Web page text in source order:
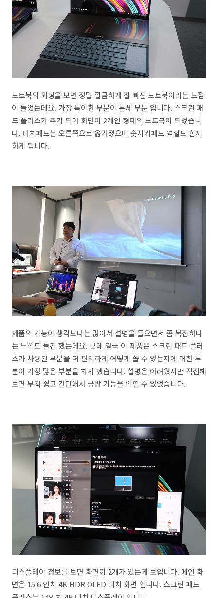
노트북의 외형을 보면 정말 깔금하게 잘 빠진 노트북이라는 느낌
이 들었는데요. 가장 특이한 부분이 본체 부분 입니다. 스크린 패
드 플러스가 추가 되어 화면이 2개인 형태의 노트북이 되었습니
다. 터치패드는 오른쪽으로 옮겨졌으며 숫자키패드 역할도 함께
하게 됩니다.
제품의 기능이 생각보다는 많아서 설명을 들으면서 좀 복잡하다
는 느낌도 들긴 했는데요. 근데 결국 이 제품은 스크린 패드 플러
스가 사용된 부분을 더 편리하게 어떻게 쓸 수 있는지에 대한 부
분이 가장 많은 부분을 차지 했습니다. 설명은 어려웠지만 직접해
보면 무척 쉽고 간단해서 금방 기능을 익힐 수 있었습니다.
디스플레이 정보를 보면 화면이 2개가 있는게 보입니다. 메인 화
면은 15.6 인치 4K HDR OLED 터치 화면 입니다. 스크린 패드